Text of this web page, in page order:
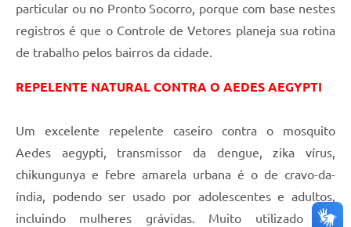
particular ou no Pronto Socorro, porque com base nestes
registros é que o Controle de Vetores planeja sua rotina
de trabalho pelos bairros da cidade.
REPELENTE NATURAL CONTRA O AEDES AEGYPTI
Um excelente repelente caseiro contra o mosquito
Aedes aegypti, transmissor da dengue, zika vírus,
chikungunya e febre amarela urbana é o de cravo-da-
índia, podendo ser usado por adolescentes e adultos,
incluindo mulheres grávidas. Muito utilizado por